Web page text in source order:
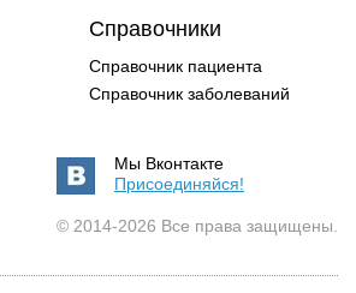
Справочники
Справочник пациента
Справочник заболеваний
Мы Вконтакте
Присоединяйся!
© 2014-2026 Все права защищены.